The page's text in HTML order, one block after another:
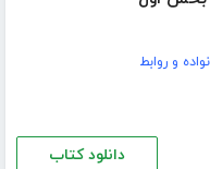
و روابط
دانلود کتاب